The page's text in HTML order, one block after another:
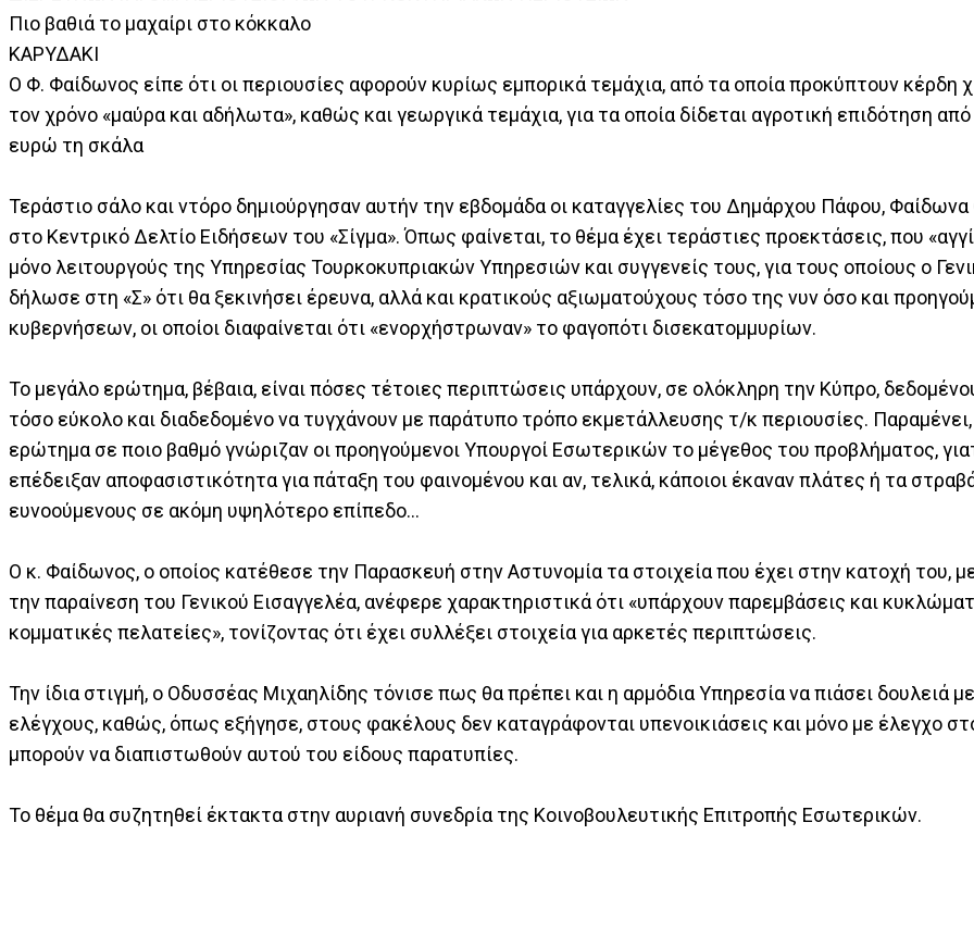
Πιο βαθιά το μαχαίρι στο κόκκαλο
ΚΑΡΥΔΑΚΙ
Ο Φ. Φαίδωνος είπε ότι οι περιουσίες αφορούν κυρίως εμπορικά τεμάχια, από τα οποία προκύπτουν κέρδη
τον χρόνο «μαύρα και αδήλωτα», καθώς και γεωργικά τεμάχια, για τα οποία δίδεται αγροτική επιδότηση
ευρώ τη σκάλα
Τεράστιο σάλο και ντόρο δημιούργησαν αυτήν την εβδομάδα οι καταγγελίες του Δημάρχου Πάφου,
στο Κεντρικό Δελτίο Ειδήσεων του «Σίγμα». Όπως φαίνεται, το θέμα έχει τεράστιες προεκτάσεις, που
μόνο λειτουργούς της Υπηρεσίας Τουρκοκυπριακών Υπηρεσιών και συγγενείς τους, για τους οποίους ο
δήλωσε στη «Σ» ότι θα ξεκινήσει έρευνα, αλλά και κρατικούς αξιωματούχους τόσο της νυν όσο και
κυβερνήσεων, οι οποίοι διαφαίνεται ότι «ενορχήστρωναν» το φαγοπότι δισεκατομμυρίων.
Το μεγάλο ερώτημα, βέβαια, είναι πόσες τέτοιες περιπτώσεις υπάρχουν, σε ολόκληρη την Κύπρο,
τόσο εύκολο και διαδεδομένο να τυγχάνουν με παράτυπο τρόπο εκμετάλλευσης τ/κ περιουσίες. Παραμένει,
ερώτημα σε ποιο βαθμό γνώριζαν οι προηγούμενοι Υπουργοί Εσωτερικών το μέγεθος του προβλήματος,
επέδειξαν αποφασιστικότητα για πάταξη του φαινομένου και αν, τελικά, κάποιοι έκαναν πλάτες ή τα
ευνοούμενους σε ακόμη υψηλότερο επίπεδο…
Ο κ. Φαίδωνος, ο οποίος κατέθεσε την Παρασκευή στην Αστυνομία τα στοιχεία που έχει στην κατοχή του,
την παραίνεση του Γενικού Εισαγγελέα, ανέφερε χαρακτηριστικά ότι «υπάρχουν παρεμβάσεις και
κομματικές πελατείες», τονίζοντας ότι έχει συλλέξει στοιχεία για αρκετές περιπτώσεις.
Την ίδια στιγμή, ο Οδυσσέας Μιχαηλίδης τόνισε πως θα πρέπει και η αρμόδια Υπηρεσία να πιάσει δουλειά
ελέγχους, καθώς, όπως εξήγησε, στους φακέλους δεν καταγράφονται υπενοικιάσεις και μόνο με έλεγχο
μπορούν να διαπιστωθούν αυτού του είδους παρατυπίες.
Το θέμα θα συζητηθεί έκτακτα στην αυριανή συνεδρία της Κοινοβουλευτικής Επιτροπής Εσωτερικών.